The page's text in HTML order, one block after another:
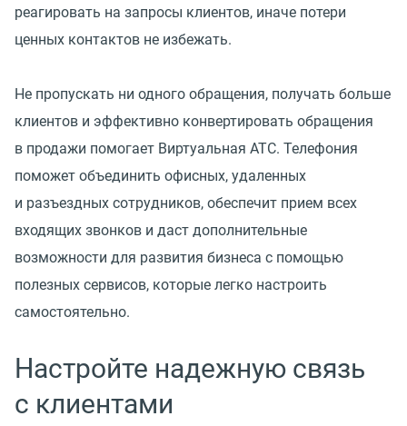
реагировать на запросы клиентов, иначе потери
ценных контактов не избежать.
Не пропускать ни одного обращения, получать больше
клиентов и эффективно конвертировать обращения
в продажи помогает Виртуальная АТС. Телефония
поможет объединить офисных, удаленных
и разъездных сотрудников, обеспечит прием всех
входящих звонков и даст дополнительные
возможности для развития бизнеса с помощью
полезных сервисов, которые легко настроить
самостоятельно.
Настройте надежную связь
с клиентами